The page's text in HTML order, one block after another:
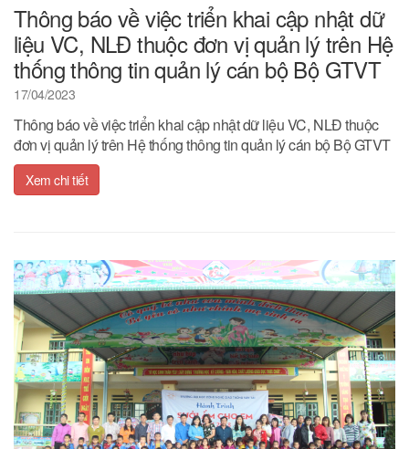
Thông báo về việc triển khai cập nhật dữ
liệu VC, NLĐ thuộc đơn vị quản lý trên Hệ
thống thông tin quản lý cán bộ Bộ GTVT
17/04/2023
Thông báo về việc triển khai cập nhật dữ liệu VC, NLĐ thuộc
đơn vị quản lý trên Hệ thống thông tin quản lý cán bộ Bộ GTVT
Xem chi tiết